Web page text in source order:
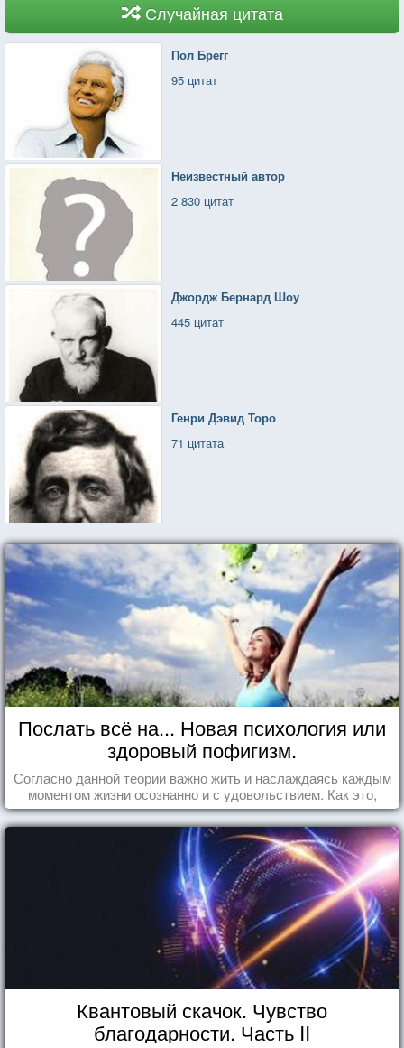
Случайная цитата
Пол Брегг
95 цитат
Неизвестный автор
2 830 цитат
Джордж Бернард Шоу
445 цитат
Генри Дэвид Торо
71 цитата
Послать всё на... Новая психология или
здоровый пофигизм.
Согласно данной теории важно жить и наслаждаясь каждым
моментом жизни осознанно и с удовольствием. Как это,
попробуем разобраться на реальных примерах.
Квантовый скачок. Чувство
благодарности. Часть II